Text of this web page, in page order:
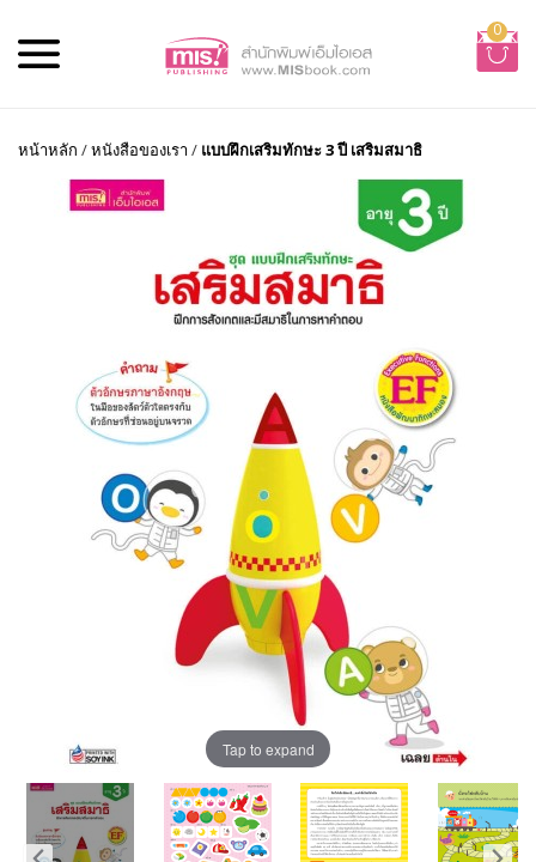
0
หน้าหลัก /หนังสือของเรา / แบบฝึกเสริมทักษะ 3 ปี เสริมสมาธิ
Tap to expand